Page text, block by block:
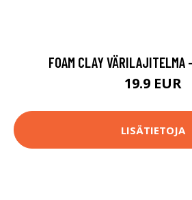
FOAM CLAY VÄRILAJITELMA
19.9 EUR
LISÄTIETOJA